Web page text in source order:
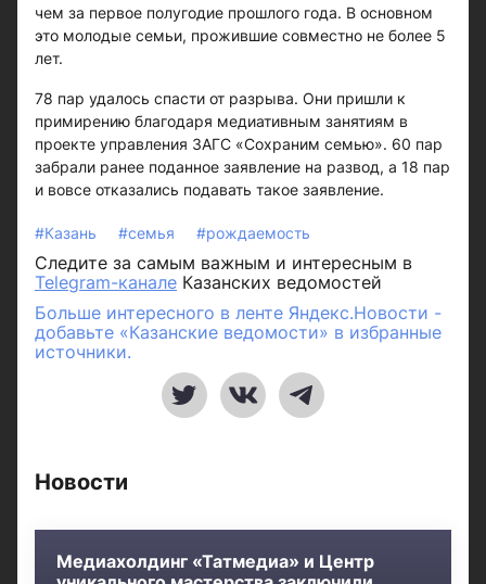
чем за первое полугодие прошлого года. В основном
это молодые семьи, прожившие совместно не более 5
лет.
78 пар удалось спасти от разрыва. Они пришли к
примирению благодаря медиативным занятиям в
проекте управления ЗАГС «Сохраним семью». 60 пар
забрали ранее поданное заявление на развод, а 18 пар
и вовсе отказались подавать такое заявление.
#Казань #семья #рождаемость
Следите за самым важным и интересным в
Telegram-канале Казанских ведомостей
Больше интересного в ленте Яндекс.Новости -
добавьте «Казанские ведомости» в избранные
источники.
Новости
Медиахолдинг «Татмедиа» и Центр